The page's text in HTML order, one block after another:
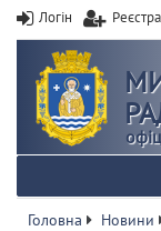
Логін
Головна Новини